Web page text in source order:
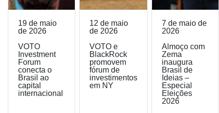
19 de maio
de 2026
VOTO
Investment
Forum
conecta o
Brasil ao
capital
internacional
12 de maio
de 2026
VOTO e
BlackRock
promovem
fórum de
investimentos
em NY
7 de maio de
2026
Almoço com
Zema
inaugura
Brasil de
Ideias –
Especial
Eleições
2026